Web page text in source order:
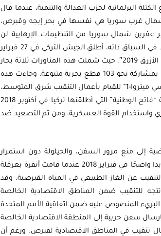
كلمته أمام اجتماع الكتلة البرلمانية لحزب العدالة والتنمية، عندما قال
غرب سوريا هي نفسها في بحر إيجه وقبرص،
عفرين شمال سوريا من التنظيمات الإرهابية لن
يعوق تركيا عن حماية حقوقها في البحر المتوسط وبحر إيجه”. في السياق ذاته، أطلق الجيش التركي في 27 فبراير
2019 أكبر مناورات بحرية في تاريخه، والتي أطلق عليها “الوطن الأزرق 2019″، حيث شملت هذه المناورات ثلاثة بحار
محيطة بتركيا (البحر الأسود، بحر إيجه، البحر المتوسط)، وذلك بمشاركة نحو 103 قطع بحرية متنوعة. وجاءت هذه
المناورة بعدما أطلقت أنقرة في 22 فبراير 2019 السفينة “ديبسي ميتروا-1” للقيام بأعمال التنقيب شرق المتوسط،
لتكون بذلك ثاني سفينة تركية للتنقيب عن الغاز بعد السفينة “فاتح الوطنية” التي أطلقتها تركيا في أكتوبر 2018
واستخدام القوة العسكرية، ومن ثم التصعيد ضد
إلى منع مرور السفن، والحيلولة دون استمرار
شركات التنقيب في القيام بمهامها الاستكشافية، الأمر الذي بدا واضحًا في فبراير 2018 عندما قامت أنقرة بعرقلة
من التنقيب عن الغاز الطبيعي في المياه القبرصية. وقد
للتنقيب ضمن المناطق الاقتصادية الخالصة
البريء المنصوص عليه ضمن اتفاقية الأمم المتحدة
في عام 2011 عندما قامت تركيا بإرسال سفن حربية إلى المنطقة الاقتصادية الخالصة
تنقيب في المناطق الاقتصادية لقبرص. ورغم أن